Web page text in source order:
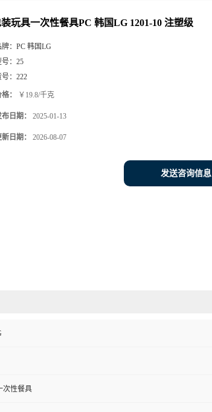
玩具一次性餐具PC 韩国LG 1201-10 注塑级
： PC 韩国LG
： 25
： 222
： ￥19.8/千克
日期： 2025-01-13
日期： 2026-08-07
发送咨询信息
次性餐具